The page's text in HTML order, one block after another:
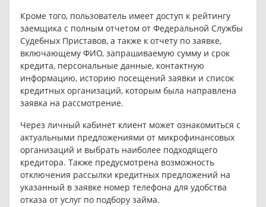
Кроме того, пользователь имеет доступ к рейтингу
заемщика с полным отчетом от Федеральной Службы
Судебных Приставов, а также к отчету по заявке,
включающему ФИО, запрашиваемую сумму и срок
кредита, персональные данные, контактную
информацию, историю посещений заявки и список
кредитных организаций, которым была направлена
заявка на рассмотрение.
Через личный кабинет клиент может ознакомиться с
актуальными предложениями от микрофинансовых
организаций и выбрать наиболее подходящего
кредитора. Также предусмотрена возможность
отключения рассылки кредитных предложений на
указанный в заявке номер телефона для удобства
отказа от услуг по подбору займа.